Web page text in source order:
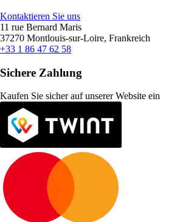
Kontaktieren Sie uns
11 rue Bernard Maris
37270 Montlouis-sur-Loire, Frankreich
+33 1 86 47 62 58
Sichere Zahlung
Kaufen Sie sicher auf unserer Website ein